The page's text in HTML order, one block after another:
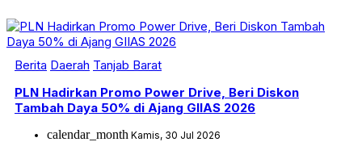
Berita Daerah Tanjab Barat
PLN Hadirkan Promo Power Drive, Beri Diskon
Tambah Daya 50% di Ajang GIIAS 2026
calendar_month Kamis, 30 Jul 2026